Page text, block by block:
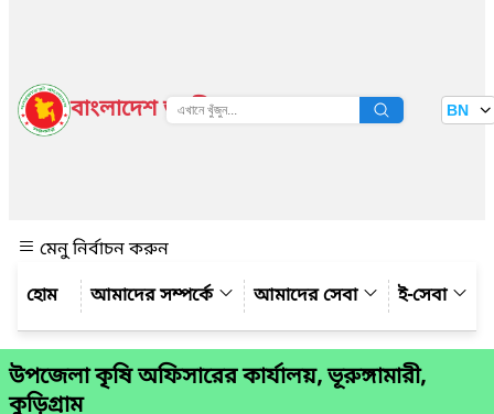
বাংলাদেশ জাতীয় তথ্য বাতায়ন BN
মেনু নির্বাচন করুন
আমাদের সম্পর্কে
আমাদের সেবা ই-সেবা
উপজেলা কৃষি অফিসারের কার্যালয়, ভূরুঙ্গামারী,
কুড়িগ্রাম